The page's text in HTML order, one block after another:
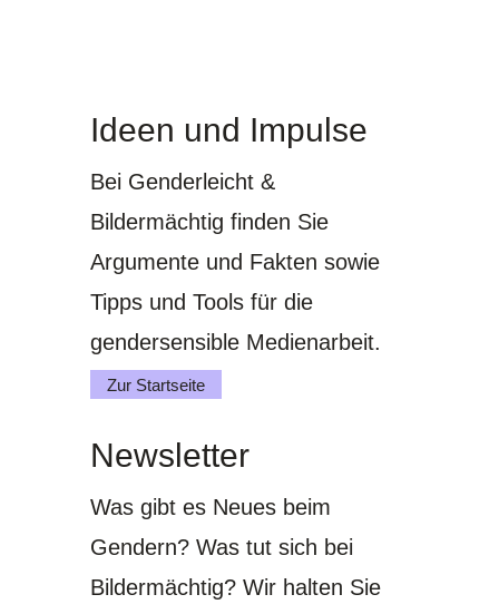
Ideen und Impulse
Bei Genderleicht &
Bildermächtig finden Sie
Argumente und Fakten sowie
Tipps und Tools für die
gendersensible Medienarbeit.
Zur Startseite
Newsletter
Was gibt es Neues beim
Gendern? Was tut sich bei
Bildermächtig? Wir halten Sie